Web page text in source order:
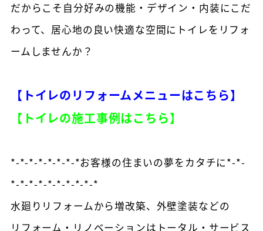
だからこそ自分好みの機能・デザイン・内装にこだ
わって、居心地の良い快適な空間にトイレをリフォ
ームしませんか？
【トイレのリフォームメニューはこちら】
【トイレの施工事例はこちら】
*-*-*-*-*-*-*-*お客様の住まいの夢をカタチに*-*-
*-*-*-*-*-*-*-*-*-*
水廻りリフォームから増改築、外壁塗装などの
リフォーム・リノベーションはトータル・サービス